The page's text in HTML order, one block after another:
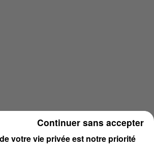
votre vie privée est notre priorité
Continuer sans accepter